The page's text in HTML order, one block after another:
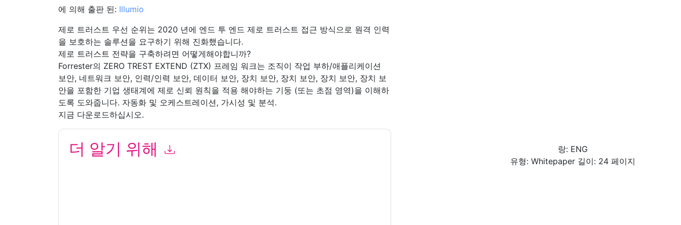
에 의해 출판 된: Illumio
제로 트러스트 우선 순위는 2020 년에 엔드 투 엔드 제로 트러스트 접근 방식으로 원격 인력
을 보호하는 솔루션을 요구하기 위해 진화했습니다.
제로 트러스트 전략을 구축하려면 어떻게해야합니까?
Forrester의 ZERO TREST EXTEND (ZTX) 프레임 워크는 조직이 작업 부하/애플리케이션
보안, 네트워크 보안, 인력/인력 보안, 데이터 보안, 장치 보안, 장치 보안, 장치 보안, 장치 보
안을 포함한 기업 생태계에 제로 신뢰 원칙을 적용 해야하는 기둥 (또는 초점 영역)을 이해하
도록 도와줍니다. 자동화 및 오케스트레이션, 가시성 및 분석.
지금 다운로드하십시오.
더 알기 위해
랑: ENG
유형: Whitepaper 길이: 24 페이지